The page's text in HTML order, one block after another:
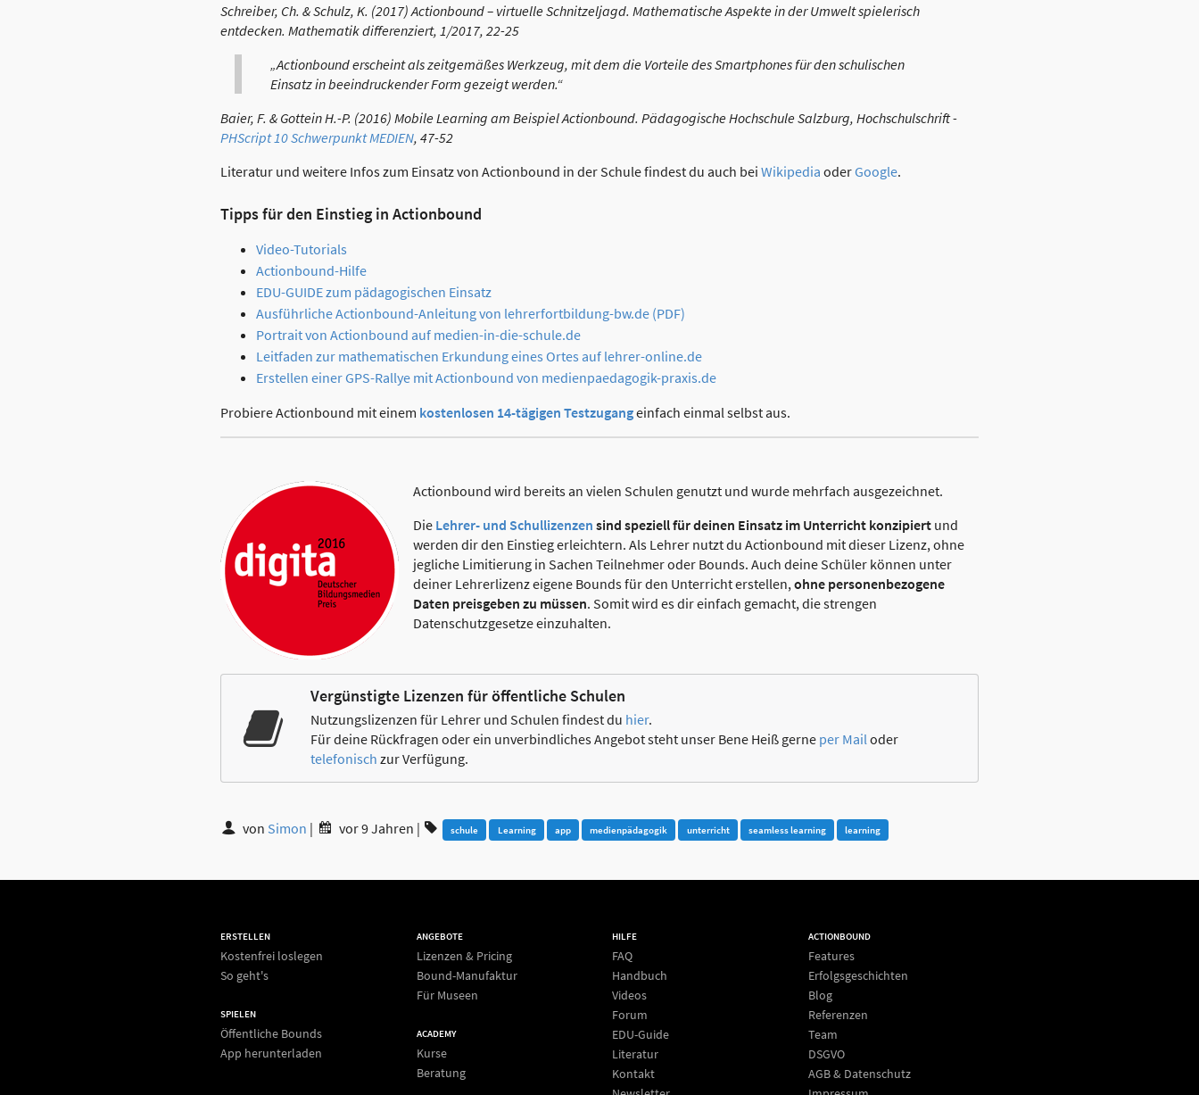
Schreiber, Ch. & Schulz, K. (2017) Actionbound – virtuelle Schnitzeljagd. Mathematische Aspekte in der Umwelt spielerisch
entdecken. Mathematik differenziert, 1/2017, 22-25
„Actionbound erscheint als zeitgemäßes Werkzeug, mit dem die Vorteile des Smartphones für den schulischen
Einsatz in beeindruckender Form gezeigt werden.“
Baier, F. & Gottein H.-P. (2016) Mobile Learning am Beispiel Actionbound. Pädagogische Hochschule Salzburg, Hochschulschrift -
PHScript 10 Schwerpunkt MEDIEN, 47-52
Literatur und weitere Infos zum Einsatz von Actionbound in der Schule findest du auch bei Wikipedia oderGoogle.
Tipps für den Einstieg in Actionbound
Video-Tutorials
Actionbound-Hilfe
EDU-GUIDE zum pädagogischen Einsatz
Ausführliche Actionbound-Anleitung von lehrerfortbildung-bw.de (PDF)
Portrait von Actionbound auf medien-in-die-schule.de
Leitfaden zur mathematischen Erkundung eines Ortes auf lehrer-online.de
Erstellen einer GPS-Rallye mit Actionbound von medienpaedagogik-praxis.de
Probiere Actionbound mit einem kostenlosen 14-tägigen Testzugangeinfach einmal selbst aus.
Actionbound wird bereits an vielen Schulen genutzt und wurde mehrfach ausgezeichnet.
Die Lehrer- und Schullizenzen sind speziell für deinen Einsatz im Unterricht konzipiert und
werden dir den Einstieg erleichtern. Als Lehrer nutzt du Actionbound mit dieser Lizenz, ohne
jegliche Limitierung in Sachen Teilnehmer oder Bounds. Auch deine Schüler können unter
deiner Lehrerlizenz eigene Bounds für den Unterricht erstellen,ohne personenbezogene
Daten preisgeben zu müssen. Somit wird es dir einfach gemacht, die strengen
Datenschutzgesetze einzuhalten.
Vergünstigte Lizenzen für öffentliche Schulen
Nutzungslizenzen für Lehrer und Schulen findest du hier.
Für deine Rückfragen oder ein unverbindliches Angebot steht unser Bene Heiß gerne per Mail oder
telefonisch zur Verfügung.
von Simon | vor 9 Jahren | schule Learning app medienpädagogik unterricht seamless learning learning
ERSTELLEN
Kostenfrei loslegen
So geht's
SPIELEN
Öffentliche Bounds
App herunterladen
ANGEBOTE
Lizenzen & Pricing
Bound-Manufaktur
Für Museen
ACADEMY
Kurse
Beratung
HILFE
FAQ
Handbuch
Videos
Forum
EDU-Guide
Literatur
Kontakt
ACTIONBOUND
Features
Erfolgsgeschichten
Blog
Referenzen
Team
DSGVO
AGB & Datenschutz